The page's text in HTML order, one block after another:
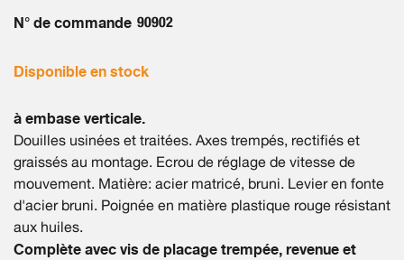
images
N° de commande 90902
Disponible en stock
à embase verticale.
Douilles usinées et traitées. Axes trempés, rectifiés et
graissés au montage. Ecrou de réglage de vitesse de
mouvement. Matière: acier matricé, bruni. Levier en fonte
d'acier bruni. Poignée en matière plastique rouge résistant
aux huiles.
Complète avec vis de placage trempée, revenue et